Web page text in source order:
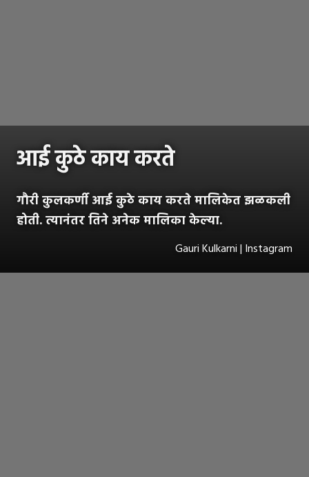
आई कुठे काय करते
गौरी कुलकर्णी आई कुठे काय करते मालिकेत झळकली
होती. त्यानंतर तिने अनेक मालिका केल्या.
Gauri Kulkarni | Instagram